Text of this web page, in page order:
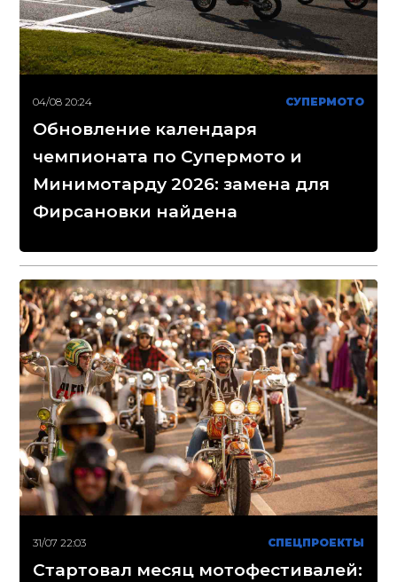
04/08 20:24 СУПЕРМОТО
Обновление календаря
чемпионата по Супермото и
Минимотарду 2026: замена для
Фирсановки найдена
31/07 22:03 СПЕЦПРОЕКТЫ
Стартовал месяц мотофестивалей: